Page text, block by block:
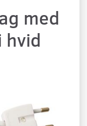
med
hvid